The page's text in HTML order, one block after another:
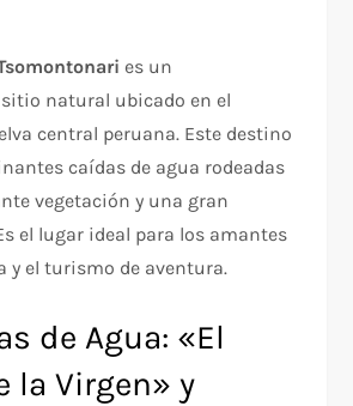
es un
natural ubicado en el
central peruana. Este destino
caídas de agua rodeadas
vegetación y una gran
el lugar ideal para los amantes
y el turismo de aventura.
de Agua: «El
la Virgen» y